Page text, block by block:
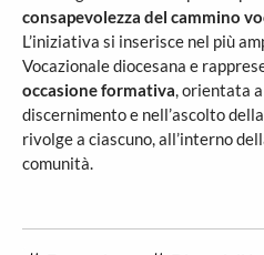
consapevolezza del cammino
L’iniziativa si inserisce nel più
Vocazionale diocesana e
occasione formativa, orientata
discernimento e nell’ascolto
rivolge a ciascuno, all’interno
comunità.